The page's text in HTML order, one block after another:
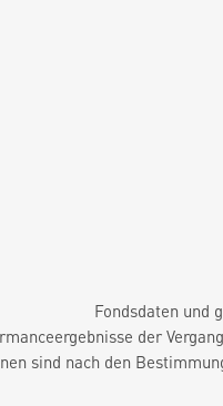
Fondsdaten und
der
sind nach den